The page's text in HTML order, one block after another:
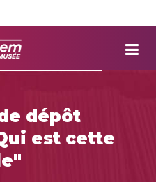
dépôt
est cette